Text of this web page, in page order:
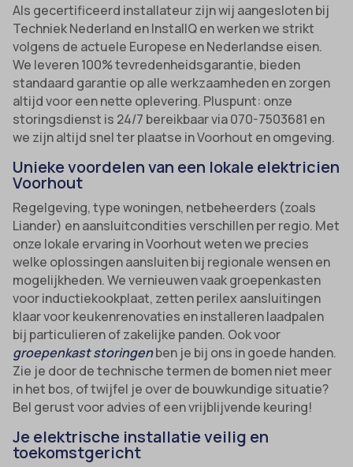
Als gecertificeerd installateur zijn wij aangesloten bij
Techniek Nederland en InstallQ en werken we strikt
volgens de actuele Europese en Nederlandse eisen.
We leveren 100% tevredenheidsgarantie, bieden
standaard garantie op alle werkzaamheden en zorgen
altijd voor een nette oplevering. Pluspunt: onze
storingsdienst is 24/7 bereikbaar via 070-7503681 en
we zijn altijd snel ter plaatse in Voorhout en omgeving.
Unieke voordelen van een lokale elektricien
Voorhout
Regelgeving, type woningen, netbeheerders (zoals
Liander) en aansluitcondities verschillen per regio. Met
onze lokale ervaring in Voorhout weten we precies
welke oplossingen aansluiten bij regionale wensen en
mogelijkheden. We vernieuwen vaak groepenkasten
voor inductiekookplaat, zetten perilex aansluitingen
klaar voor keukenrenovaties en installeren laadpalen
bij particulieren of zakelijke panden. Ook voor
groepenkast storingenben je bij ons in goede handen.
Zie je door de technische termen de bomen niet meer
in het bos, of twijfel je over de bouwkundige situatie?
Bel gerust voor advies of een vrijblijvende keuring!
Je elektrische installatie veilig en
toekomstgericht